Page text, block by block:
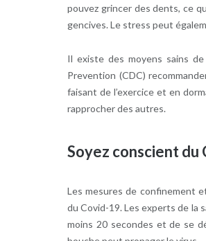
pouvez grincer des dents, ce
gencives. Le stress peut
Il existe des moyens sains
Prevention (CDC)
faisant de l’exercice et en
rapprocher des autres.
Soyez conscient du
Les mesures de confinement
du Covid-19. Les experts de la
moins 20 secondes et de se